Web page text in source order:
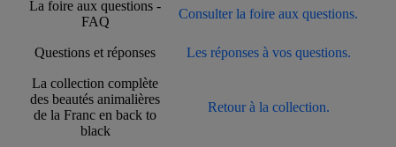
La foire aux questions -
FAQ
Consulter la foire aux questions.
Questions et réponses Les réponses à vos questions.
La collection complète
des beautés animalières
de la Franc en back to
black
Retour à la collection.